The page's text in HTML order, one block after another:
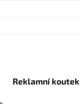
Reklamní koutek